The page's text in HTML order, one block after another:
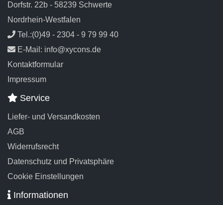
Dorfstr. 22b - 58239 Schwerte
Nordrhein-Westfalen
Tel.:(0)49 - 2304 - 9 79 99 40
E-Mail: info@xycons.de
Kontaktformular
Impressum
Service
Liefer- und Versandkosten
AGB
Widerrufsrecht
Datenschutz und Privatsphäre
Cookie Einstellungen
Informationen